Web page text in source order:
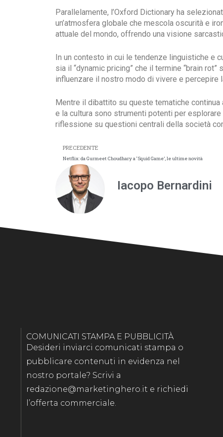
Parallelamente, l’Oxford Dictionary ha
un’atmosfera globale che mescola oscurità e
attuale del mondo, offrendo una visione
In un contesto in cui le tendenze linguistiche e
sia il “dynamic pricing” che il termine “brain
influenzare il nostro modo di vivere e percepire
Mentre il dibattito su queste tematiche
e la cultura sono strumenti potenti per
riflessione su questioni centrali della società
PRECEDENTE
Netflix: da Gurmeet Choudhary a ‘Squid Game’, le ultime novità
Iacopo Bernardini
COMUNICATI STAMPA E PUBBLICITÀ
Desideri inviarci comunicati stampa o
pubblicare contenuti in evidenza nel
nostro portale? Scrivi a
redazione@marketinghero.it e richiedi
l’offerta commerciale.